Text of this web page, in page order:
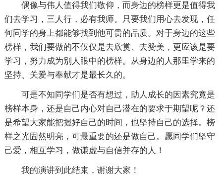
偶像与伟人值得我们敬仰，而身边的榜样更是值得我
们去学习，三人行，必有我师。只要我们用心去发现，任
何同学的身上都能够找到他可贵的品质。对于身边的这些
榜样，我们要做的不仅仅是去欣赏、去赞美，更应该是要
学习，努力成为别人眼中的榜样。从身边的人那里学来的
坚持、关爱与奉献才是最长久的。
可是不知同学们是否有想过，助人成长的因素究竟是
榜样本身，还是自己内心对自己潜在的要求于期望呢？还
是希望大家能把握好自己的时间，也坚持自己的选择。榜
样之光固然明亮，可最重要的还是做自己。愿同学们坚守
己爱，相互学习，做谦虚与自信并存的人！
我的演讲到此结束，谢谢大家！